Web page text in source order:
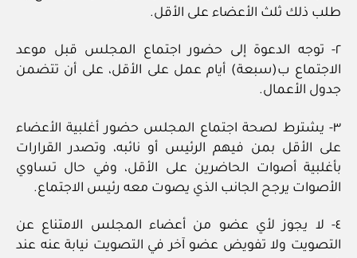
طلب ذلك ثلث الأعضاء على الأقل.
٢‏- توجه الدعوة إلى حضور اجتماع المجلس قبل موعد
الاجتماع ب(سبعة) أيام عمل على الأقل، على أن تتضمن
جدول الأعمال.
٣‏- يشترط لصحة اجتماع المجلس حضور أغلبية الأعضاء
على الأقل بمن فيهم الرئيس أو نائبه، وتصدر القرارات
بأغلبية أصوات الحاضرين على الأقل، وفي حال تساوي
الأصوات يرجح الجانب الذي يصوت معه رئيس الاجتماع.
٤‏- لا يجوز لأي عضو من أعضاء المجلس الامتناع عن
التصويت ولا تفويض عضو آخر في التصويت نيابة عنه عند